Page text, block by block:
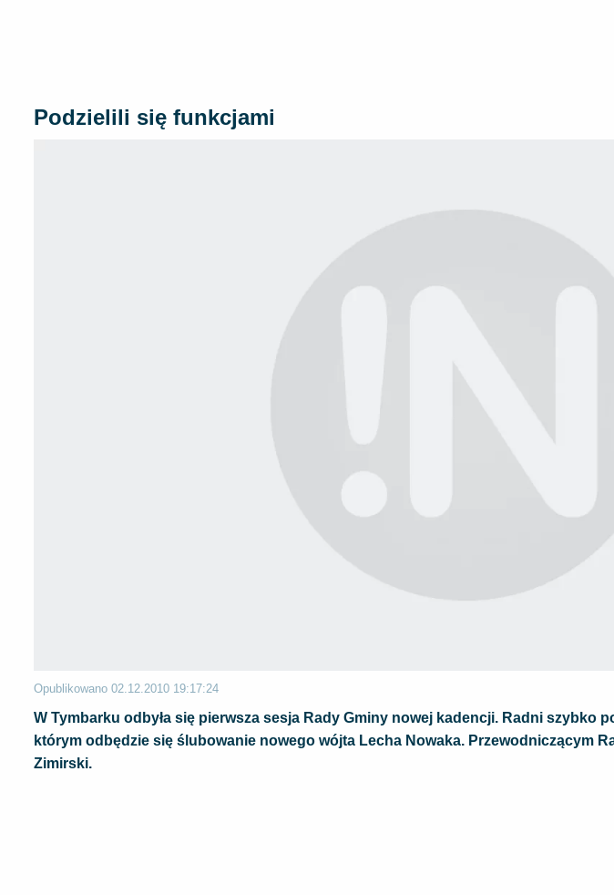
Podzielili się funkcjami
Opublikowano 02.12.2010 19:17:24
W Tymbarku odbyła się pierwsza sesja Rady Gminy nowej kadencji. Radni szybko
którym odbędzie się ślubowanie nowego wójta Lecha Nowaka. Przewodniczącym
Zimirski.